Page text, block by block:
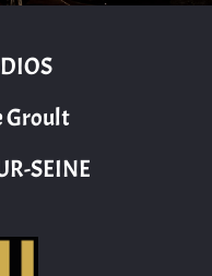
Groult
SEINE